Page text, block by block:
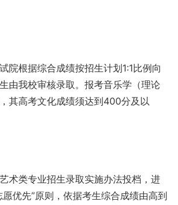
院根据综合成绩按招生计划1:1比例向
由我校审核录取。报考音乐学（理论
其高考文化成绩须达到400分及以
术类专业招生录取实施办法投档，进
优先”原则，依据考生综合成绩由高到